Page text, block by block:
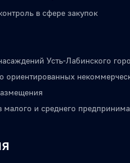
в сфере закупок
Усть-Лабинского
ориентированных
малого и среднего